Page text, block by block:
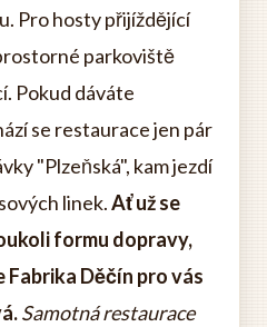
Pro hosty přijíždějící
parkoviště
Pokud dáváte
se restaurace jen pár
"Plzeňská", kam jezdí
linek.Ať už se
formu dopravy,
Děčín pro vás
Samotná restaurace